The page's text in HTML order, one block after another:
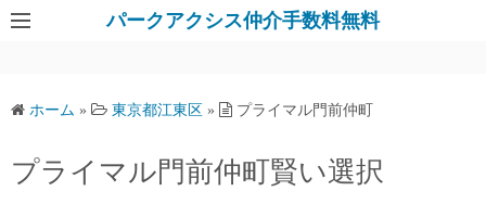
パークアクシス仲介手数料無料
ホーム » 東京都江東区 » プライマル門前仲町
プライマル門前仲町賢い選択